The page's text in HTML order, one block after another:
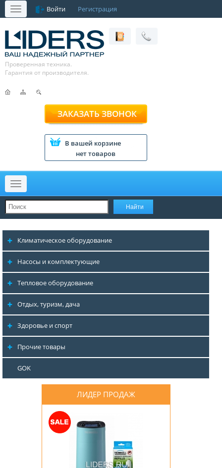
Меню Войти Регистрация
Проверенная техника.
Гарантия от производителя.
ЗАКАЗАТЬ ЗВОНОК
В вашей корзине
нет товаров
Меню
Климатическое оборудование
Насосы и комплектующие
Тепловое оборудование
Отдых, туризм, дача
Здоровье и спорт
Прочие товары
GOK
ЛИДЕР ПРОДАЖ